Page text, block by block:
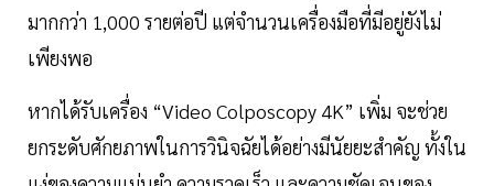
มากกว่า 1,000 รายต่อปี แต่จำนวนเครื่องมือที่มีอยู่ยังไม่
เพียงพอ
หากได้รับเครื่อง “Video Colposcopy 4K” เพิ่ม จะช่วย
ยกระดับศักยภาพในการวินิจฉัยได้อย่างมีนัยยะสำคัญ ทั้งใน